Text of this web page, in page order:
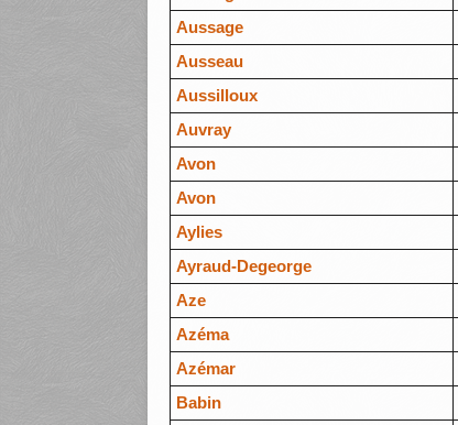
Aussage
Ausseau
Aussilloux
Auvray
Avon
Avon
Aylies
Ayraud-Degeorge
Aze
Azéma
Azémar
Babin